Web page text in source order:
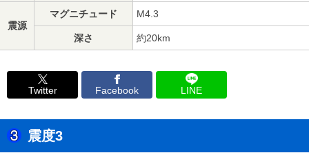
震源
マグニチュード M4.3
深さ 約20km
Twitter Facebook LINE
震度3